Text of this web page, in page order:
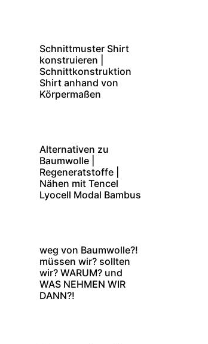
Schnittmuster Shirt
konstruieren |
Schnittkonstruktion
Shirt anhand von
Körpermaßen
Alternativen zu
Baumwolle |
Regeneratstoffe |
Nähen mit Tencel
Lyocell Modal Bambus
weg von Baumwolle?!
müssen wir? sollten
wir? WARUM? und
WAS NEHMEN WIR
DANN?!